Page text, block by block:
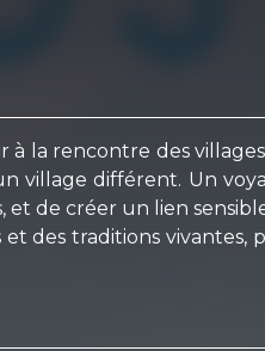
la rencontre des
village différent. Un
et de créer un lien
des traditions